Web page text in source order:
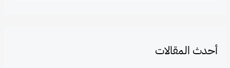
c
أحدث المقالات